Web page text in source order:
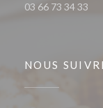
03 66 73 34 33
NOUS